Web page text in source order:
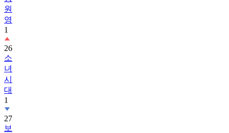
원
영
1
26
소
녀
시
대
1
27
보